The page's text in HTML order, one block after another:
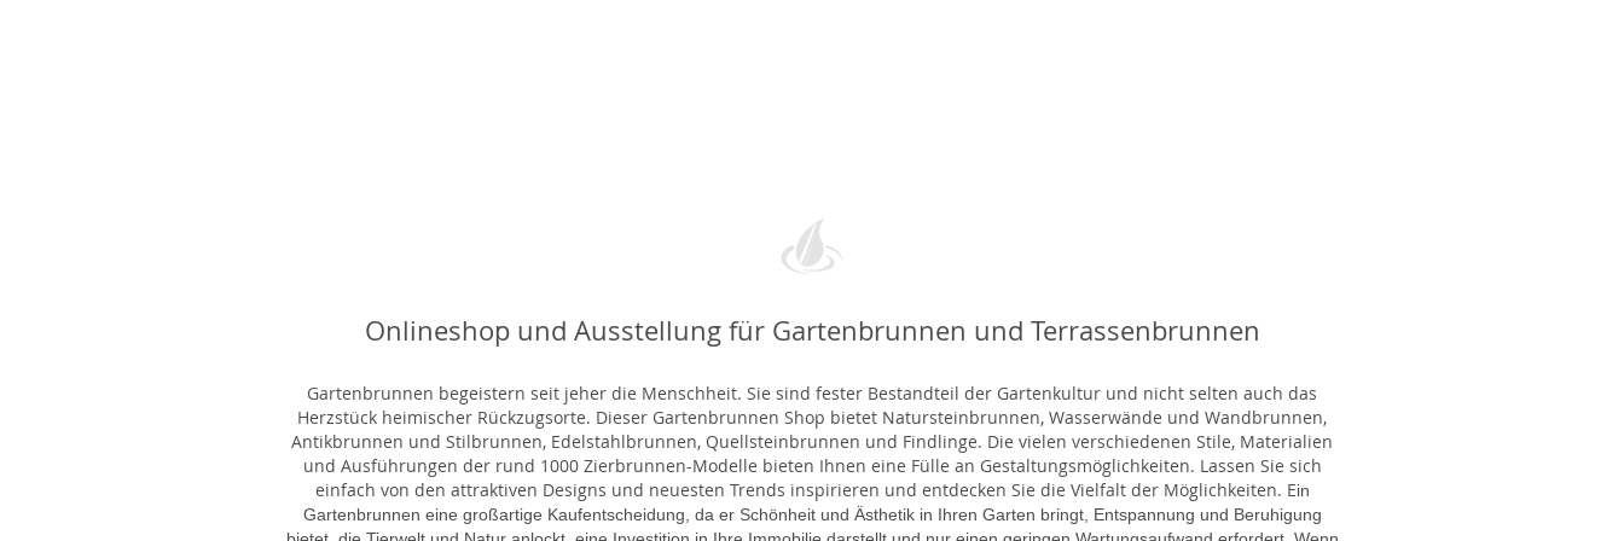
Onlineshop und Ausstellung für Gartenbrunnen und Terrassenbrunnen
Gartenbrunnen begeistern seit jeher die Menschheit. Sie sind fester Bestandteil der Gartenkultur und nicht selten auch das
Herzstück heimischer Rückzugsorte. Dieser Gartenbrunnen Shop bietet Natursteinbrunnen, Wasserwände und Wandbrunnen,
Antikbrunnen und Stilbrunnen, Edelstahlbrunnen, Quellsteinbrunnen und Findlinge. Die vielen verschiedenen Stile, Materialien
und Ausführungen der rund 1000 Zierbrunnen-Modelle bieten Ihnen eine Fülle an Gestaltungsmöglichkeiten. Lassen Sie sich
einfach von den attraktiven Designs und neuesten Trends inspirieren und entdecken Sie die Vielfalt der Möglichkeiten. Ein
Gartenbrunnen eine großartige Kaufentscheidung, da er Schönheit und Ästhetik in Ihren Garten bringt, Entspannung und Beruhigung